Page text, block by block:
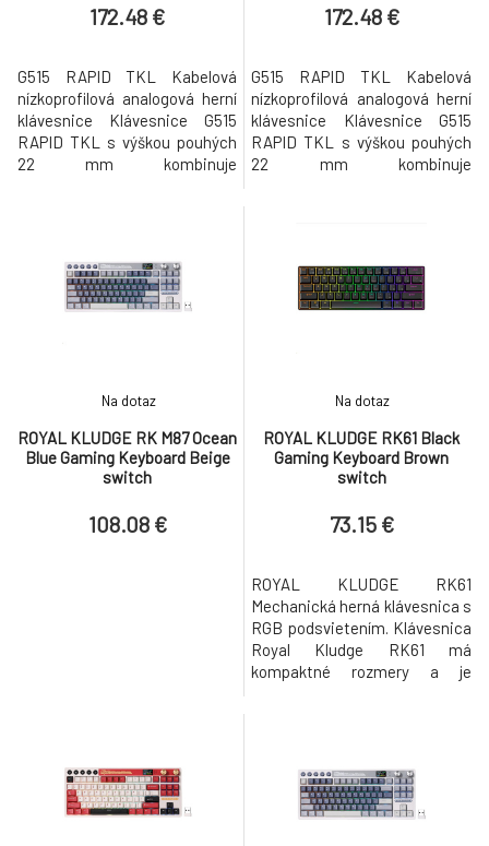
172.48 €
G515 RAPID TKL Kabelová
nízkoprofilová analogová herní
klávesnice Klávesnice G515
RAPID TKL s výškou pouhých
22 mm kombinuje
kláves pro individuální výkon.
Objevte rychlou spoušť a další
funkce pro mimořádně citlivou
172.48 €
G515 RAPID TKL Kabelová
nízkoprofilová analogová herní
klávesnice Klávesnice G515
RAPID TKL s výškou pouhých
22 mm kombinuje
kláves pro individuální výkon.
Objevte rychlou spoušť a další
funkce pro mimořádně citlivou
ROYAL KLUDGE RK M87 Ocean
Blue Gaming Keyboard Beige
switch
Na dotaz
108.08 €
ROYAL KLUDGE RK61 Black
Gaming Keyboard Brown
switch
Na dotaz
73.15 €
ROYAL KLUDGE RK61
Mechanická herná klávesnica s
RGB podsvietením. Klávesnica
Royal Kludge RK61 má
kompaktné rozmery a je
presnú a rýchlu odozvu. Ponúka
tri spôsoby pripojenia k vášmu
zariadeniu - prostredníctvom